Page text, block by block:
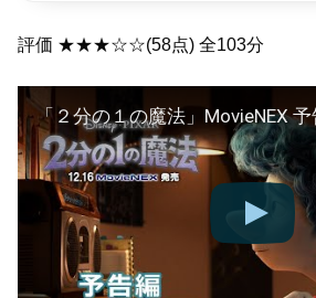
評価 ★★★☆☆(58点) 全103分
「２分の１の魔法」MovieNEX